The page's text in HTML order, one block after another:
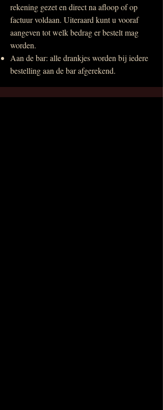
rekening gezet en direct na afloop of op
factuur voldaan. Uiteraard kunt u vooraf
aangeven tot welk bedrag er bestelt mag
worden.
Aan de bar: alle drankjes worden bij iedere
bestelling aan de bar afgerekend.